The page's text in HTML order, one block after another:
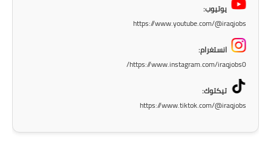
يوتيوب:
https://www.youtube.com/@iraqjobs
انستغرام:
https://www.instagram.com/iraqjobs0/
تيكتوك:
https://www.tiktok.com/@iraqjobs